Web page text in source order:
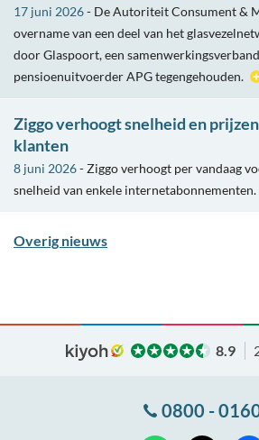
17 juni 2026- De Autoriteit Consument &
overname van een deel van het
door Glaspoort, een
pensioenuitvoerder APG tegengehouden.
Ziggo verhoogt snelheid en
klanten
8 juni 2026- Ziggo verhoogt per vandaag
snelheid van enkele internetabonnementen.
Overig nieuws
8.9
0800 -